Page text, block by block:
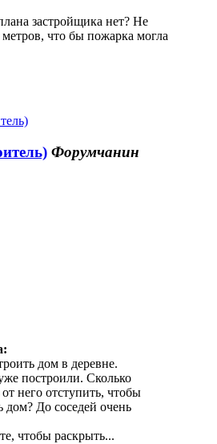
застройщика нет? Не
что бы пожарка могла
Форумчанин
дом в деревне.
построили. Сколько
него отступить, чтобы
дом? До соседей очень
чтобы раскрыть...